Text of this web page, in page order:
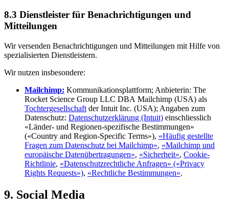
8.3 Dienstleister für Benachrichtigungen und
Mitteilungen
Wir versenden Benachrichtigungen und Mitteilungen mit Hilfe von
spezialisierten Dienstleistern.
Wir nutzen insbesondere:
Mailchimp: Kommunikationsplattform; Anbieterin: The
Rocket Science Group LLC DBA Mailchimp (USA) als
Tochtergesellschaft der Intuit Inc. (USA); Angaben zum
Datenschutz: Datenschutzerklärung (Intuit) einschliesslich
«Länder- und Regionen-spezifische Bestimmungen»
(«Country and Region-Specific Terms»), «Häufig gestellte
Fragen zum Datenschutz bei Mailchimp», «Mailchimp und
europäische Datenübertragungen», «Sicherheit», Cookie-
Richtlinie, «Datenschutzrechtliche Anfragen» («Privacy
Rights Requests»), «Rechtliche Bestimmungen».
9. Social Media